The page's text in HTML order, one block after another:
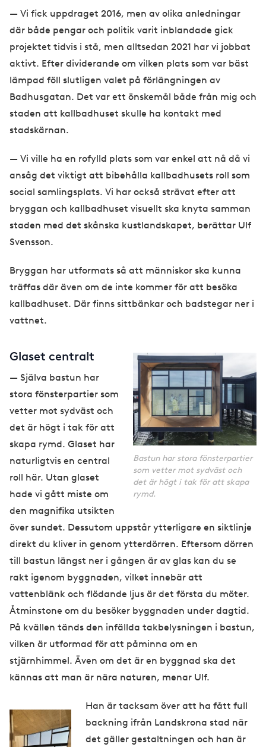
— Vi fick uppdraget 2016, men av olika anledningar
där både pengar och politik varit inblandade gick
projektet tidvis i stå, men alltsedan 2021 har vi jobbat
aktivt. Efter dividerande om vilken plats som var bäst
lämpad föll slutligen valet på förlängningen av
Badhusgatan. Det var ett önskemål både från mig och
staden att kallbadhuset skulle ha kontakt med
stadskärnan.
— Vi ville ha en rofylld plats som var enkel att nå då vi
ansåg det viktigt att bibehålla kallbadhusets roll som
social samlingsplats. Vi har också strävat efter att
bryggan och kallbadhuset visuellt ska knyta samman
staden med det skånska kustlandskapet, berättar Ulf
Svensson.
Bryggan har utformats så att människor ska kunna
träffas där även om de inte kommer för att besöka
kallbadhuset. Där finns sittbänkar och badstegar ner i
vattnet.
Bastun har stora fönsterpartier
som vetter mot sydväst och
det är högt i tak för att skapa
rymd.
Glaset centralt
— Själva bastun har
stora fönsterpartier som
vetter mot sydväst och
det är högt i tak för att
skapa rymd. Glaset har
naturligtvis en central
roll här. Utan glaset
hade vi gått miste om
den magnifika utsikten
över sundet. Dessutom uppstår ytterligare en siktlinje
direkt du kliver in genom ytterdörren. Eftersom dörren
till bastun längst ner i gången är av glas kan du se
rakt igenom byggnaden, vilket innebär att
vattenblänk och flödande ljus är det första du möter.
Åtminstone om du besöker byggnaden under dagtid.
På kvällen tänds den infällda takbelysningen i bastun,
vilken är utformad för att påminna om en
stjärnhimmel. Även om det är en byggnad ska det
kännas att man är nära naturen, menar Ulf.
Han är tacksam över att ha fått full
backning ifrån Landskrona stad när
det gäller gestaltningen och han är